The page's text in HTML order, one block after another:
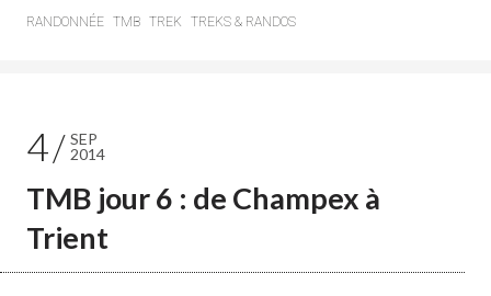
RANDONNÉE TMB TREK TREKS & RANDOS
4
SEP
2014
TMB jour 6 : de Champex à
Trient